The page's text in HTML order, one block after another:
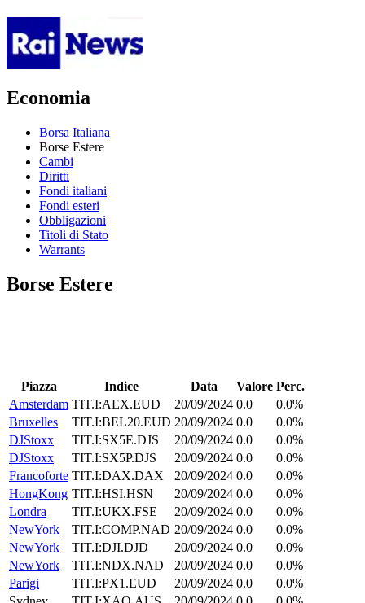
Economia
Borsa Italiana
Borse Estere
Cambi
Diritti
Fondi italiani
Fondi esteri
Obbligazioni
Titoli di Stato
Warrants
Borse Estere
Piazza Indice Data Valore Perc.
Amsterdam TIT.I:AEX.EUD 20/09/2024 0.0
0.0%
Bruxelles
TIT.I:BEL20.EUD 20/09/2024 0.0
0.0%
DJStoxx
TIT.I:SX5E.DJS 20/09/2024 0.0
0.0%
DJStoxx
TIT.I:SX5P.DJS 20/09/2024 0.0
0.0%
Francoforte TIT.I:DAX.DAX 20/09/2024 0.0
0.0%
HongKong TIT.I:HSI.HSN 20/09/2024 0.0
0.0%
Londra
TIT.I:UKX.FSE 20/09/2024 0.0
0.0%
NewYork
TIT.I:COMP.NAD 20/09/2024 0.0
0.0%
NewYork
TIT.I:DJI.DJD 20/09/2024 0.0
0.0%
NewYork
TIT.I:NDX.NAD 20/09/2024 0.0
0.0%
Parigi
TIT.I:PX1.EUD 20/09/2024 0.0
0.0%